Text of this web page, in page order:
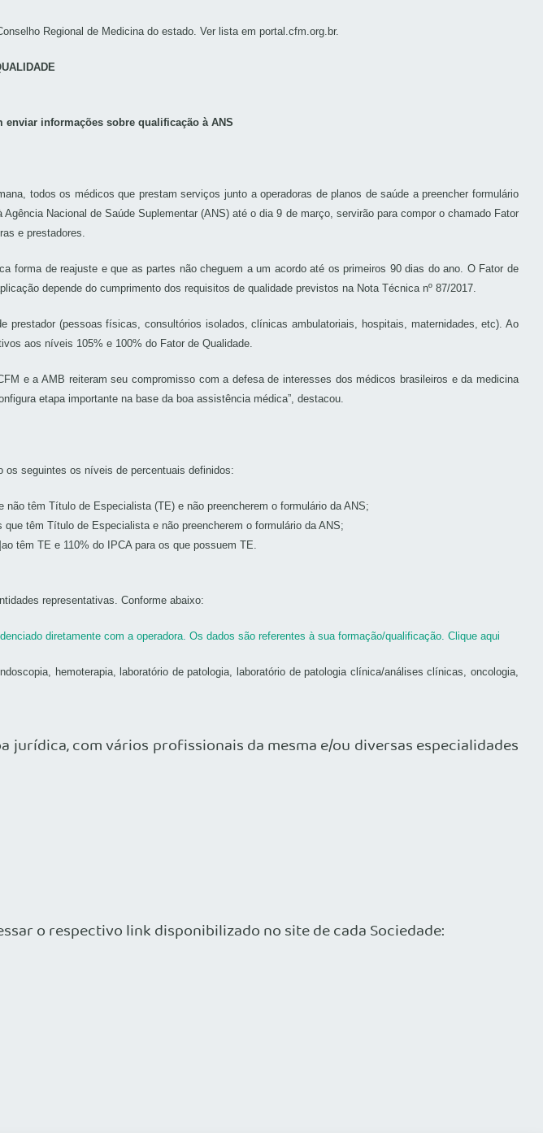
Regional de Medicina do estado. Ver lista em portal.cfm.org.br.
enviar informações sobre qualificação à ANS
todos os médicos que prestam serviços junto a operadoras de planos de saúde a preencher formulário
Nacional de Saúde Suplementar (ANS) até o dia 9 de março, servirão para compor o chamado Fator
e prestadores.
forma de reajuste e que as partes não cheguem a um acordo até os primeiros 90 dias do ano. O Fator de
depende do cumprimento dos requisitos de qualidade previstos na Nota Técnica nº 87/2017.
prestador (pessoas físicas, consultórios isolados, clínicas ambulatoriais, hospitais, maternidades, etc). Ao
aos níveis 105% e 100% do Fator de Qualidade.
e a AMB reiteram seu compromisso com a defesa de interesses dos médicos brasileiros e da medicina
etapa importante na base da boa assistência médica”, destacou.
os seguintes os níveis de percentuais definidos:
têm Título de Especialista (TE) e não preencherem o formulário da ANS;
têm Título de Especialista e não preencherem o formulário da ANS;
têm TE e 110% do IPCA para os que possuem TE.
representativas. Conforme abaixo:
diretamente com a operadora. Os dados são referentes à sua formação/qualificação. Clique aqui
hemoterapia, laboratório de patologia, laboratório de patologia clínica/análises clínicas, oncologia,
jurídica, com vários profissionais da mesma e/ou diversas especialidades
o respectivo link disponibilizado no site de cada Sociedade: